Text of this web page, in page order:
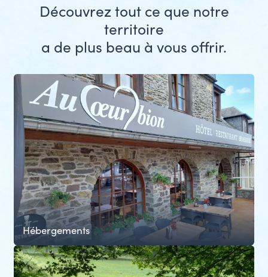
Découvrez tout ce que notre
territoire
a de plus beau à vous offrir.
Hébergements